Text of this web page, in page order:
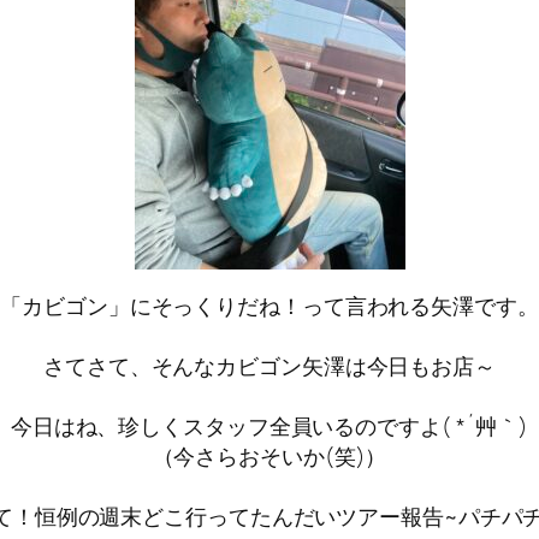
「カビゴン」にそっくりだね！って言われる矢澤です。
さてさて、そんなカビゴン矢澤は今日もお店～
今日はね、珍しくスタッフ全員いるのですよ( *´艸｀)
（今さらおそいか(笑)）
！恒例の週末どこ行ってたんだいツアー報告~パチパ